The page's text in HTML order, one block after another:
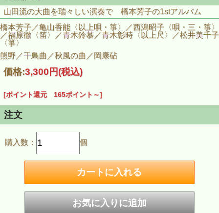
山田流の大曲を瑞々しい演奏で 橋本芳子の1stアルバム
橋本芳子／亀山香能〈以上唄・箏〉／西潟昭子〈唄・三・箏〉
／福原徹〈笛〉／青木鈴慕／青木彰時〈以上尺〉／松井美千子
〈箏〉
熊野／千鳥曲／秋風の曲／岡康砧
価格:3,300円(税込)
[ポイント還元 165ポイント～]
注文
購入数： 個